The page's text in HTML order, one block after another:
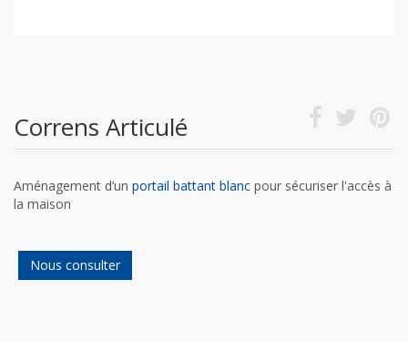
Correns Articulé
Aménagement d’un portail battant blanc pour sécuriser l'accès à
la maison
Nous consulter